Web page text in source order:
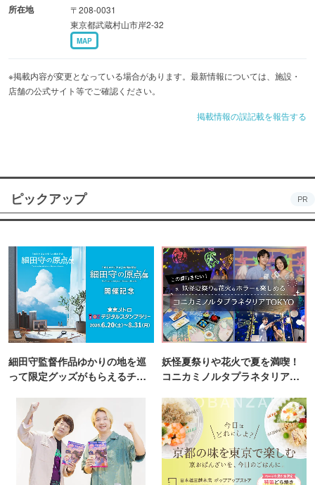
所在地
〒208-0031
東京都武蔵村山市岸2-32
MAP
※掲載内容が変更となっている場合があります。最新情報については、施設・
店舗の公式サイト等でご確認ください。
掲載情報の誤記載を報告する
ピックアップ PR
細田守監督作品ゆかりの地を巡
って限定グッズがもらえるチャ
妖怪夏祭りや花火で夏を満喫！
コニカミノルタプラネタリア